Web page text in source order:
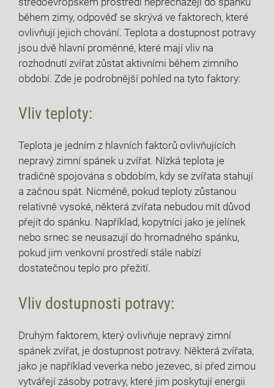
během zimy, odpověď se skrývá ve faktorech, které
ovlivňují jejich chování. Teplota a dostupnost potravy
jsou dvě hlavní proměnné, které mají vliv na
rozhodnutí zvířat zůstat aktivními během zimního
období. Zde je podrobnější pohled na tyto faktory:
Vliv teploty:
Teplota je jedním z hlavních faktorů ovlivňujících
nepravý zimní spánek u zvířat. Nízká teplota je
tradičně spojována s obdobím, kdy se zvířata stahují
a začnou spát. Nicméně, pokud teploty zůstanou
relativně vysoké, některá zvířata nebudou mít důvod
přejít do spánku. Například, kopytníci jako je jelínek
nebo srnec se neusazují do hromadného spánku,
pokud jim venkovní prostředí stále nabízí
dostatečnou teplo pro přežití.
Vliv dostupnosti potravy:
Druhým faktorem, který ovlivňuje nepravý zimní
spánek zvířat, je dostupnost potravy. Některá zvířata,
jako je například veverka nebo jezevec, si před zimou
vytvářejí zásoby potravy, které jim poskytují energii